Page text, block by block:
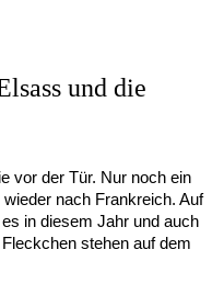
und die
vor der Tür. Nur noch ein
wieder nach Frankreich. Auf
in diesem Jahr und auch
stehen auf dem